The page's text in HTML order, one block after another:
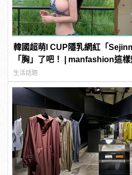
韓國超萌I CUP隱乳網紅「
「胸」了吧！ | manfashion這
生活話題